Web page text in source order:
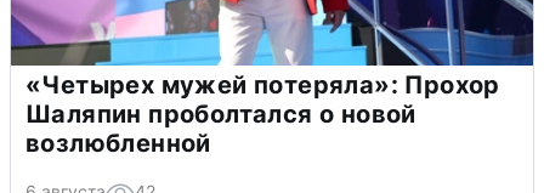
«Четырех мужей потеряла»: Прохор
Шаляпин проболтался о новой
возлюбленной